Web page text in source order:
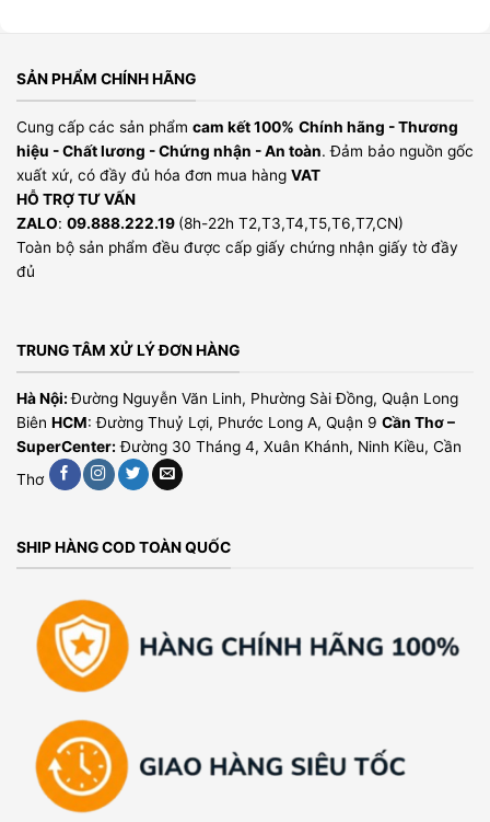
SẢN PHẨM CHÍNH HÃNG
Cung cấp các sản phẩm cam kết 100% Chính hãng - Thương
hiệu - Chất lương - Chứng nhận - An toàn. Đảm bảo nguồn gốc
xuất xứ, có đầy đủ hóa đơn mua hàng VAT
HỖ TRỢ TƯ VẤN
ZALO: 09.888.222.19 (8h-22h T2,T3,T4,T5,T6,T7,CN)
Toàn bộ sản phẩm đều được cấp giấy chứng nhận giấy tờ đầy
đủ
TRUNG TÂM XỬ LÝ ĐƠN HÀNG
Hà Nội:Đường Nguyễn Văn Linh, Phường Sài Đồng, Quận Long
Biên HCM: Đường Thuỷ Lợi, Phước Long A, Quận 9 Cần Thơ –
SuperCenter: Đường 30 Tháng 4, Xuân Khánh, Ninh Kiều, Cần
Thơ
SHIP HÀNG COD TOÀN QUỐC